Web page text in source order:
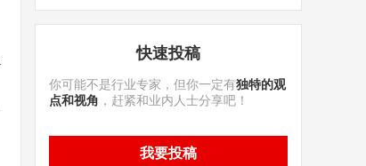
海国际渔具博览会
快速投稿
你可能不是行业专家，但你一定有独特的观
点和视角 ，赶紧和业内人士分享吧！
我要投稿